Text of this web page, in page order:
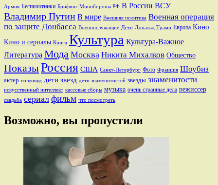
Армия Беспилотники Брифинг Минобороны РФ В России ВСУ
Владимир Путин В мире Внешняя политика Военная операция
по защите Донбасса Военнослужащие Дети Дональд Трамп Европа Кино
Кино и сериалы Книга Культура Культура-Важное
Литература Мода Москва Никита Михалков Общество
ПоказыРоссия США Санкт-Петербург Фото Франция Шоубиз
актер голливуд дети звезд дети знаменитостей звезды знаменитости
искусственный интеллект кассовые сборы музыка очень странные дела режиссер
свадьба сериал фильм что посмотреть
Возможно, вы пропустили